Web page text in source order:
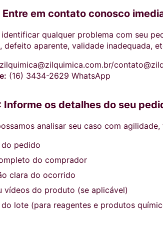
Entre em contato conosco
identificar qualquer problema com seu
defeito aparente, validade inadequada,
zilquimica@zilquimica.com.br/
(16) 3434-2629 WhatsApp
Informe os detalhes do seu
analisar seu caso com agilidade,
do pedido
do comprador
clara do ocorrido
vídeos do produto (se aplicável)
do lote (para reagentes e produtos